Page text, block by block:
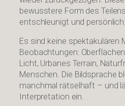
bewusstere Form des
entschleunigt und persönlich.
Es sind keine spektakulären
Beobachtungen:
Licht, Urbanes Terrain,
Menschen. Die Bildsprache
manchmal rätselhaft – und
Interpretation ein.